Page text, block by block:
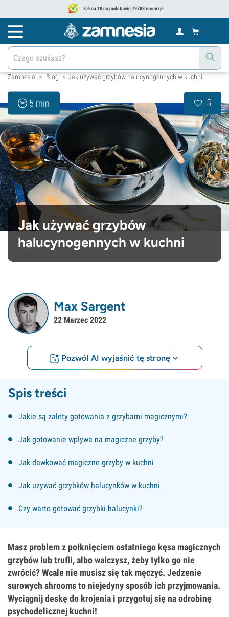
8.6 na 10 na podstawie 79708 recenzje
Zamnesia > Blog > Jak używać grzybów halucynogennych w kuchni
5 min 5
Jak używać grzybów
halucynogennych w kuchni
Max Sargent
22 Marzec 2022
Pozwól AI wyjaśnić tę stronę
Spis treści
Jakie są zalety gotowania z grzybami magicznymi?
Jak gotowanie wpływa na magiczne grzyby?
Jak dawkować magiczne grzyby w kuchni
Jak używać grzybków halucynków w kuchni
Czy warto gotować grzybki halucynki?
Masz problem z połknięciem ostatniego kęsa magicznych
grzybów lub trufli, albo walczysz, żeby tylko go nie
zwrócić? Wcale nie musisz się tak męczyć. Jedzenie
surowych shrooms to niejedyny sposób ich przyjmowania.
Wyciągnij deskę do krojenia i przygotuj się na odrobinę
psychodelicznej kuchni!